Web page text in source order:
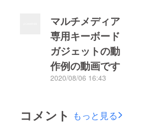
スモールＭＭ」なので
ありますが、これまで
支援者ゼロというのが
奇々怪々です。同時開
催の「クレイジース
ら、なぜなんだろうと
いう気持ちです。まえ
マルチメディア
専用キーボード
ガジェットの動
作例の動画です
2020/08/06 16:43
もっと見る
コメント もっと見る